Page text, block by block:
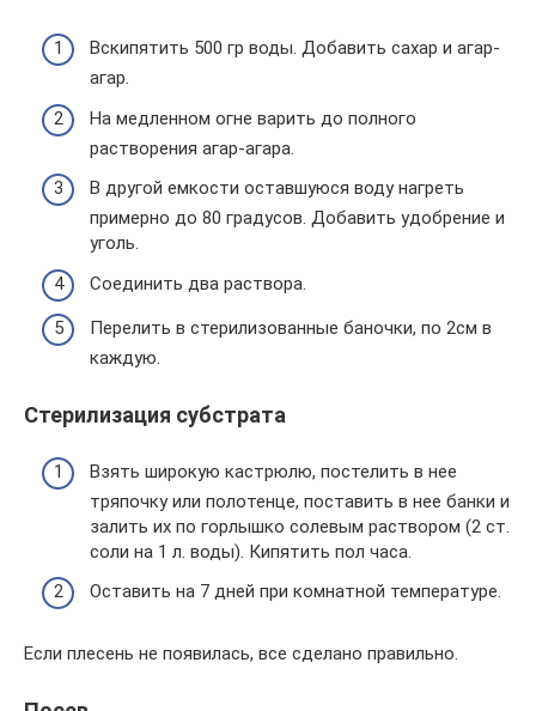
Вскипятить 500 гр воды. Добавить сахар и агар-
агар.
На медленном огне варить до полного
растворения агар-агара.
В другой емкости оставшуюся воду нагреть
примерно до 80 градусов. Добавить удобрение и
уголь.
Соединить два раствора.
Перелить в стерилизованные баночки, по 2см в
каждую.
Стерилизация субстрата
Взять широкую кастрюлю, постелить в нее
тряпочку или полотенце, поставить в нее банки и
залить их по горлышко солевым раствором (2 ст.
соли на 1 л. воды). Кипятить пол часа.
Оставить на 7 дней при комнатной температуре.
Если плесень не появилась, все сделано правильно.